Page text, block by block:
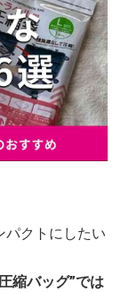
パクトにしたい
縮バッグ”では